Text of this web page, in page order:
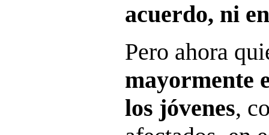
acuerdo, ni
Pero ahora
mayormente
los jóvenes,